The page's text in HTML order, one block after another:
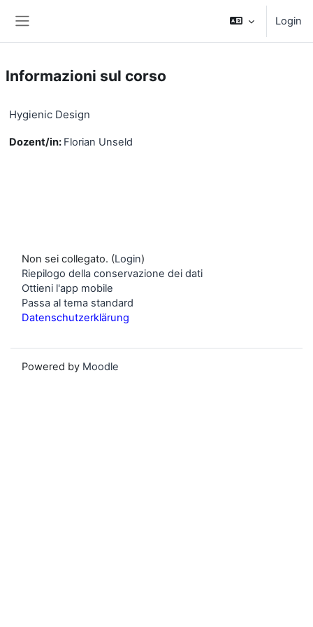
Login
Informazioni sul corso
Hygienic Design
Dozent/in: Florian Unseld
Non sei collegato. (Login)
Riepilogo della conservazione dei dati
Ottieni l'app mobile
Passa al tema standard
Datenschutzerklärung
Powered by Moodle